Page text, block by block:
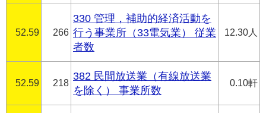
52.59 266
330 管理，補助的経済活動を
行う事業所（33電気業） 従業
者数
12.30人
52.59 218
382 民間放送業（有線放送業
を除く） 事業所数
0.10軒